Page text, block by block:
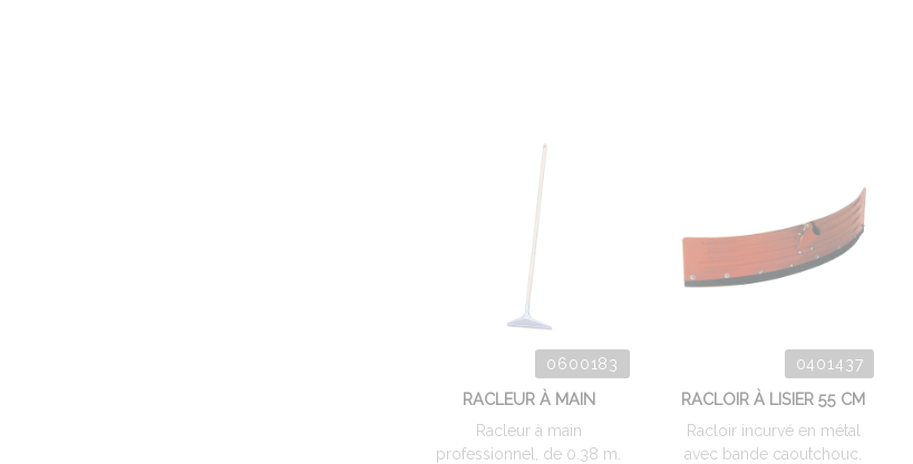
0600183
RACLEUR À MAIN
Racleur à main
professionnel, de 0.38 m.
0401437
RACLOIR À LISIER 55 CM
Racloir incurvé en métal
avec bande caoutchouc.